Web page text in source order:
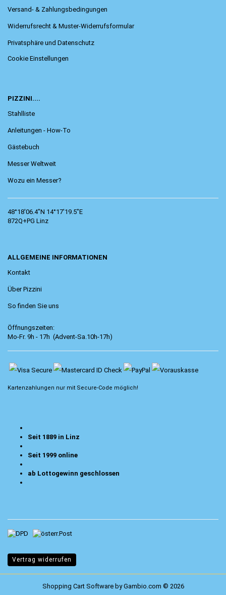
Versand- & Zahlungsbedingungen
Widerrufsrecht & Muster-Widerrufsformular
Privatsphäre und Datenschutz
Cookie Einstellungen
PIZZINI....
Stahlliste
Anleitungen - How-To
Gästebuch
Messer Weltweit
Wozu ein Messer?
48°18'06.4"N 14°17'19.5"E
872Q+PG Linz
ALLGEMEINE INFORMATIONEN
Kontakt
Über Pizzini
So finden Sie uns
Öffnungszeiten:
Mo-Fr. 9h - 17h (Advent-Sa.10h-17h)
Kartenzahlungen nur mit Secure-Code möglich!
Seit 1889 in Linz
Seit 1999 online
ab Lottogewinn geschlossen
Vertrag widerrufen
Shopping Cart Softwareby Gambio.com © 2026